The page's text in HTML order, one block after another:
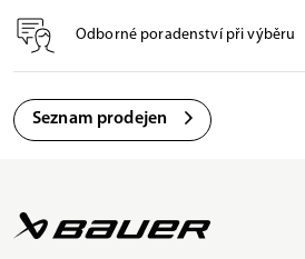
Odborné poradenství při výběru
Seznam prodejen